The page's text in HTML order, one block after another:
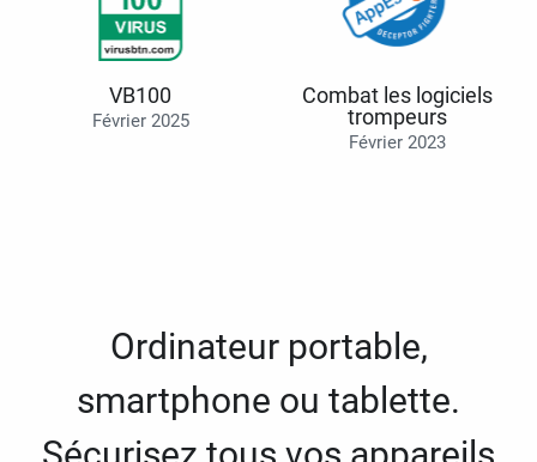
VB100
Février 2025
Combat les logiciels
trompeurs
Février 2023
Ordinateur portable,
smartphone ou tablette.